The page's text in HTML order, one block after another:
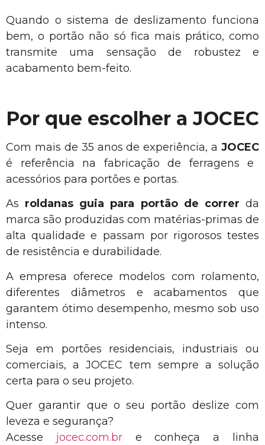
Quando o sistema de deslizamento funciona
bem, o portão não só fica mais prático, como
transmite uma sensação de robustez e
acabamento bem-feito.
Por que escolher a JOCEC
Com mais de 35 anos de experiência, a JOCEC
é referência na fabricação de ferragens e
acessórios para portões e portas.
As roldanas guia para portão de correr da
marca são produzidas com matérias-primas de
alta qualidade e passam por rigorosos testes
de resistência e durabilidade.
A empresa oferece modelos com rolamento,
diferentes diâmetros e acabamentos que
garantem ótimo desempenho, mesmo sob uso
intenso.
Seja em portões residenciais, industriais ou
comerciais, a JOCEC tem sempre a solução
certa para o seu projeto.
Quer garantir que o seu portão deslize com
leveza e segurança?
Acesse
jocec.com.bre conheça a linha